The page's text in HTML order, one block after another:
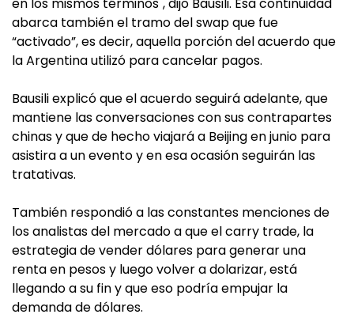
abarca también el tramo del swap que fue
“activado”, es decir, aquella porción del acuerdo que
la Argentina utilizó para cancelar pagos.
Bausili explicó que el acuerdo seguirá adelante, que
mantiene las conversaciones con sus contrapartes
chinas y que de hecho viajará a Beijing en junio para
asistira a un evento y en esa ocasión seguirán las
tratativas.
También respondió a las constantes menciones de
los analistas del mercado a que el carry trade, la
estrategia de vender dólares para generar una
renta en pesos y luego volver a dolarizar, está
llegando a su fin y que eso podría empujar la
demanda de dólares.